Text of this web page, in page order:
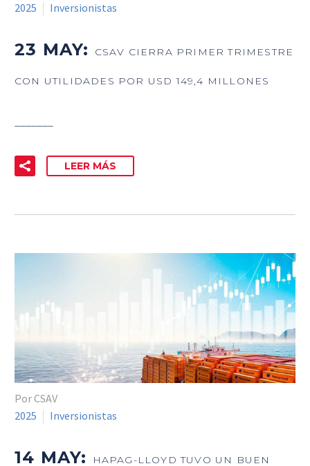
2025
Inversionistas
23 MAY: CSAV CIERRA PRIMER TRIMESTRE
CON UTILIDADES POR USD 149,4 MILLONES
LEER MÁS
Por CSAV
2025
Inversionistas
14 MAY: HAPAG-LLOYD TUVO UN BUEN